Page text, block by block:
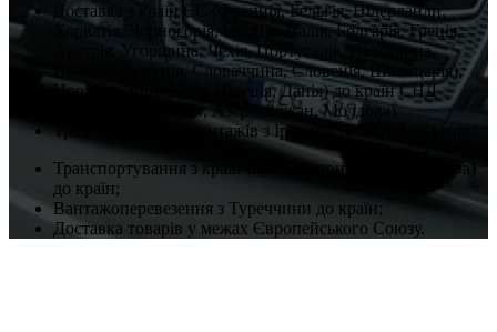
Доставка з країн ЄС (Франція, Бельгія, Нідерланди,
Хорватія, Чорногорія, Іспанія, Італія, Болгарія, Греція,
Австрія, Угорщина, Чехія, Португалія, Німеччина,
Польща, Румунія, Словаччина, Словенія, Швейцарія),
Норвегія, Фінляндія, Швеція, Данія) до країн СНД
(Україна, Казахстан, Азербайджан, Молдова)
Транспортування вантажів з Ірландії та Англії до країн:
Транспортування з країн Балтії (Естонія, Латвія, Литва)
до країн;
Вантажоперевезення з Туреччини до країн;
Доставка товарів у межах Європейського Союзу.